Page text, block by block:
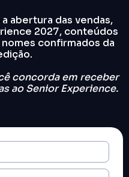
abertura das vendas,
2027, conteúdos
confirmados da
concorda em receber
ao Senior Experience.